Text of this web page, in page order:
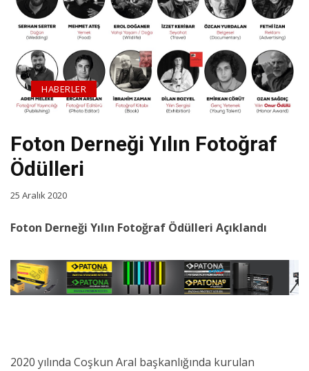
Foton Derneği Yılın Fotoğraf
Ödülleri
HABERLER
25 Aralık 2020
Foton Derneği Yılın Fotoğraf Ödülleri Açıklandı
2020 yılında Coşkun Aral başkanlığında kurulan